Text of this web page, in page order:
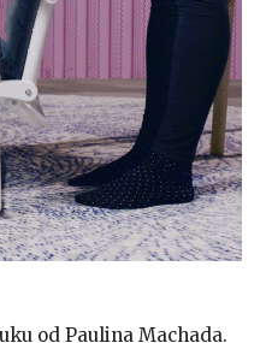
od Paulina Machada.